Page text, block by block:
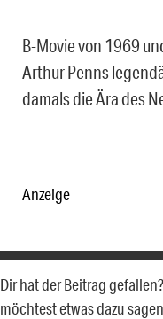
B-Movie von 1969
Arthur Penns
damals die Ära des
Anzeige
Dir hat der Beitrag
möchtest etwas dazu